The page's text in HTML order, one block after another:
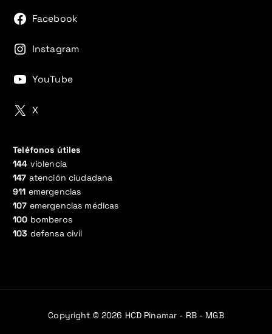
Facebook
Instagram
YouTube
X
Teléfonos útiles
144 violencia
147 atención ciudadana
911 emergencias
107 emergencias médicas
100 bomberos
103 defensa civil
Copyright © 2026 HCD Pinamar - RB - MGB